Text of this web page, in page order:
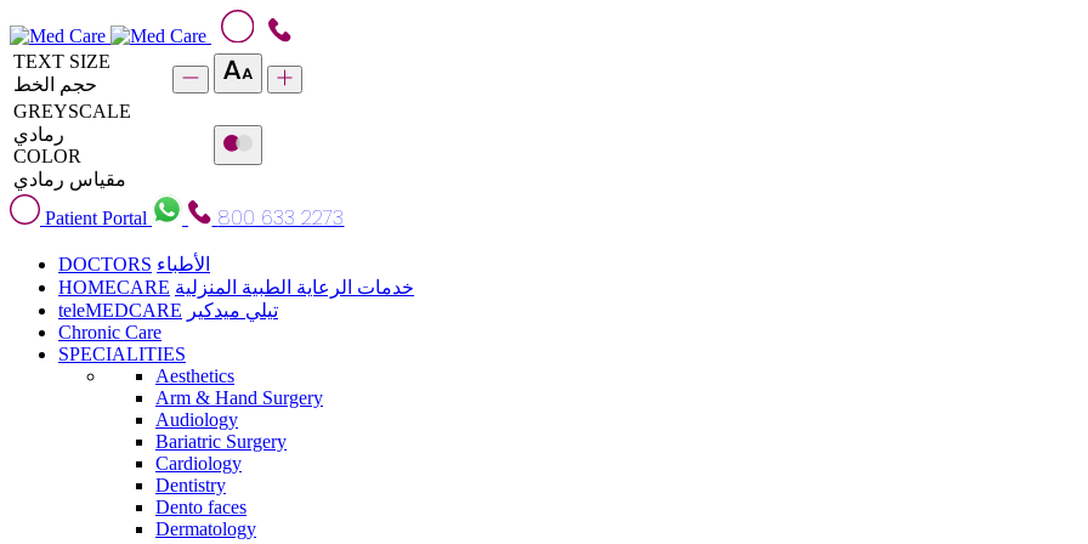
TEXT SIZE
حجم الخط
GREYSCALE
رمادي
COLOR
مقياس رمادي
Patient Portal
800 633 2273
DOCTORS الأطباء
HOMECARE خدمات الرعاية الطبية المنزلية
teleMEDCARE تيلي ميدكير
Chronic Care
SPECIALITIES
Aesthetics
Arm & Hand Surgery
Audiology
Bariatric Surgery
Cardiology
Dentistry
Dento faces
Dermatology